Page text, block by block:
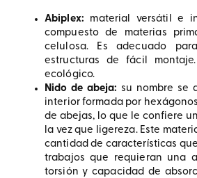
Abiplex: material versátil e
compuesto de materias
celulosa. Es adecuado
estructuras de fácil
ecológico.
Nido de abeja: su nombre se
interior formada por
de abejas, lo que le confiere
la vez que ligereza. Este
cantidad de características
trabajos que requieran una
torsión y capacidad de